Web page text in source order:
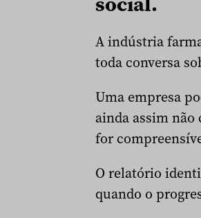
A indústria
toda conversa
Uma empresa
ainda assim
for
O relatório
quando o